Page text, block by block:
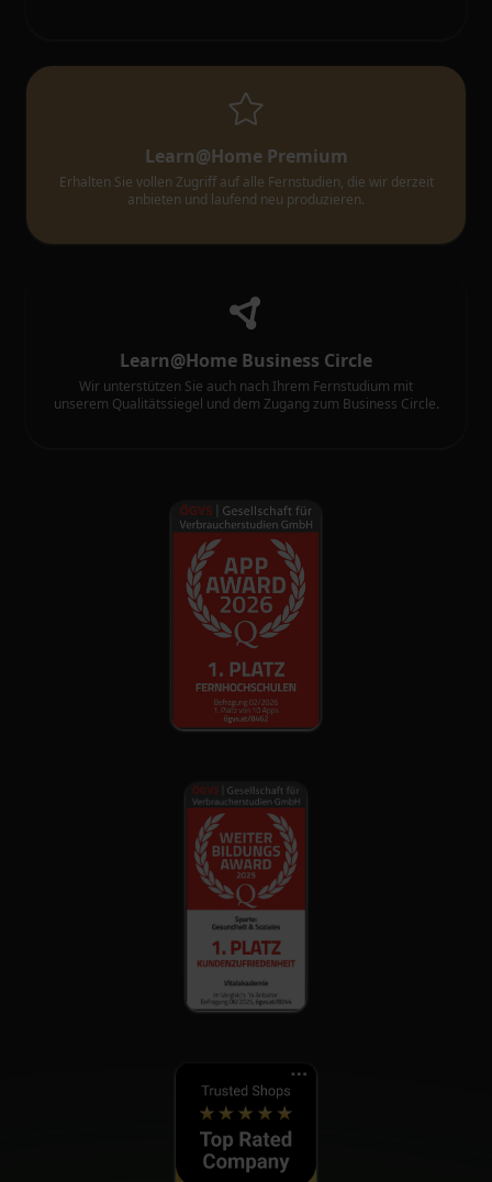
Learn@Home Premium
Erhalten Sie vollen Zugriff auf alle Fernstudien, die wir derzeit
anbieten und laufend neu produzieren.
Learn@Home Business Circle
Wir unterstützen Sie auch nach Ihrem Fernstudium mit
unserem Qualitätssiegel und dem Zugang zum Business Circle.